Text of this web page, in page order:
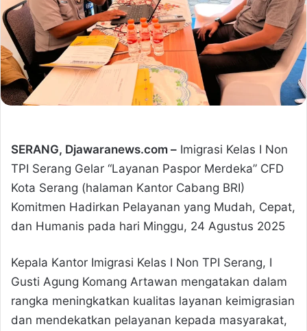
SERANG, Djawaranews.com – Imigrasi Kelas I Non
TPI Serang Gelar “Layanan Paspor Merdeka” CFD
Kota Serang (halaman Kantor Cabang BRI)
Komitmen Hadirkan Pelayanan yang Mudah, Cepat,
dan Humanis pada hari Minggu, 24 Agustus 2025
Kepala Kantor Imigrasi Kelas I Non TPI Serang, I
Gusti Agung Komang Artawan mengatakan dalam
rangka meningkatkan kualitas layanan keimigrasian
dan mendekatkan pelayanan kepada masyarakat,